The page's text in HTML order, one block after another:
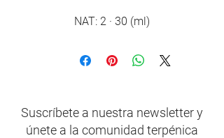
NAT: 2 · 30 (ml)
Suscríbete a nuestra newsletter y
únete a la comunidad terpénica